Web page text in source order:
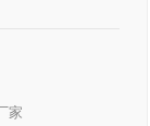
家